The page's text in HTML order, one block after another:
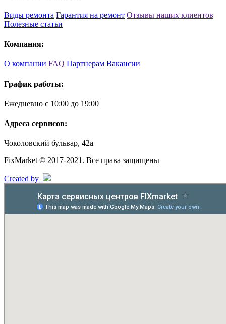
Виды ремонта Гарантия на ремонт Отзывы наших клиентов
Полезные статьи
Компания:
О компании FAQ Партнерам Вакансии
График работы:
Ежедневно с 10:00 до 19:00
Адреса сервисов:
Чоколовский бульвар, 42а
FixMarket © 2017-2021. Все права защищены
Created by